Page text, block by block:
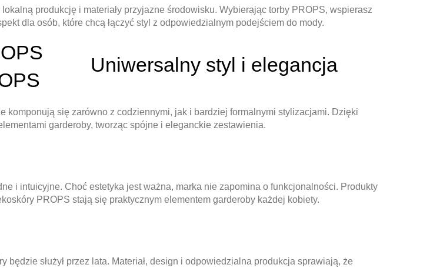
produkcję i materiały przyjazne środowisku. Wybierając torby PROPS, wspierasz
dla osób, które chcą łączyć styl z odpowiedzialnym podejściem do mody.
Uniwersalny styl i elegancja
komponują się zarówno z codziennymi, jak i bardziej formalnymi stylizacjami. Dzięki
garderoby, tworząc spójne i eleganckie zestawienia.
i intuicyjne. Choć estetyka jest ważna, marka nie zapomina o funkcjonalności. Produkty
PROPS stają się praktycznym elementem garderoby każdej kobiety.
służył przez lata. Materiał, design i odpowiedzialna produkcja sprawiają, że